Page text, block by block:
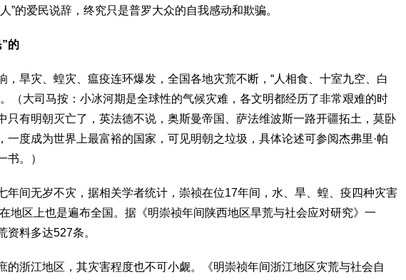
”的爱民说辞，终究只是普罗大众的自我感动和欺骗。
的
，旱灾、蝗灾、瘟疫连环爆发，全国各地灾荒不断，“人相食、十室九空、白
（大司马按：小冰河期是全球性的气候灾难，各文明都经历了非常艰难的时
只有明朝灭亡了，英法德不说，奥斯曼帝国、萨法维波斯一路开疆拓土，莫卧
一度成为世界上最富裕的国家，可见明朝之垃圾，具体论述可参阅杰弗里·帕
书。）
年间无岁不灾，据相关学者统计，崇祯在位17年间，水、旱、蝗、疫四种灾害
地区上也是遍布全国。据《明崇祯年间陕西地区旱荒与社会应对研究》一
资料多达527条。
的浙江地区，其灾害程度也不可小觑。《明崇祯年间浙江地区灾荒与社会自